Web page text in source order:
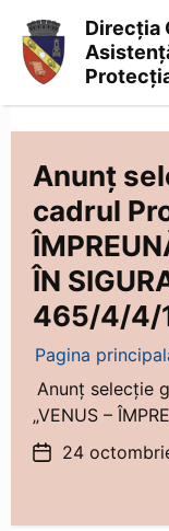
Asistență
Socială
și
Protecția
Copilului
Ialomița
Direcția
Anunț
cadrul
ÎN
465/4/4/
Pagina
Anunț selecție
„VENUS –
Dată24